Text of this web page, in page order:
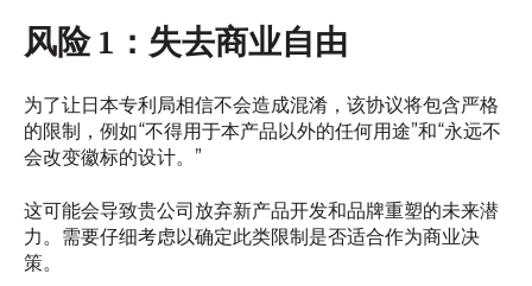
风险 1：失去商业自由
为了让日本专利局相信不会造成混淆，该协议将包含严格
的限制，例如“不得用于本产品以外的任何用途”和“永远不
会改变徽标的设计。”
这可能会导致贵公司放弃新产品开发和品牌重塑的未来潜
力。需要仔细考虑以确定此类限制是否适合作为商业决
策。